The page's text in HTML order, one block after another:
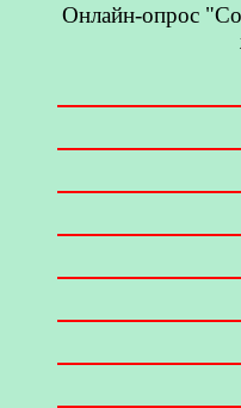
Онлайн-опрос